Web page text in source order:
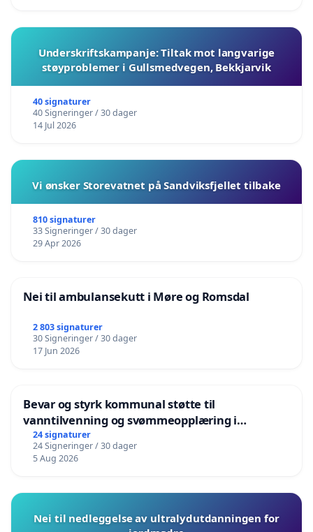
Underskriftskampanje: Tiltak mot langvarige
støyproblemer i Gullsmedvegen, Bekkjarvik
40 signaturer
40 Signeringer / 30 dager
14 Jul 2026
Vi ønsker Storevatnet på Sandviksfjellet tilbake
810 signaturer
33 Signeringer / 30 dager
29 Apr 2026
Nei til ambulansekutt i Møre og Romsdal
2 803 signaturer
30 Signeringer / 30 dager
17 Jun 2026
Bevar og styrk kommunal støtte til
vanntilvenning og svømmeopplæring i
barnehagene i Haugesund
24 signaturer
24 Signeringer / 30 dager
5 Aug 2026
Nei til nedleggelse av ultralydutdanningen for